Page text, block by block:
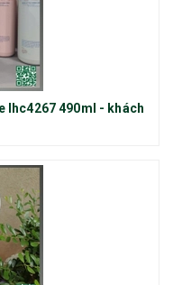
lhc4267 490ml - khách